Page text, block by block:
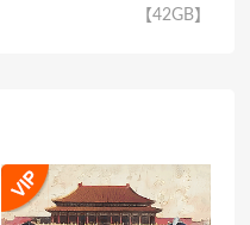
【42GB】